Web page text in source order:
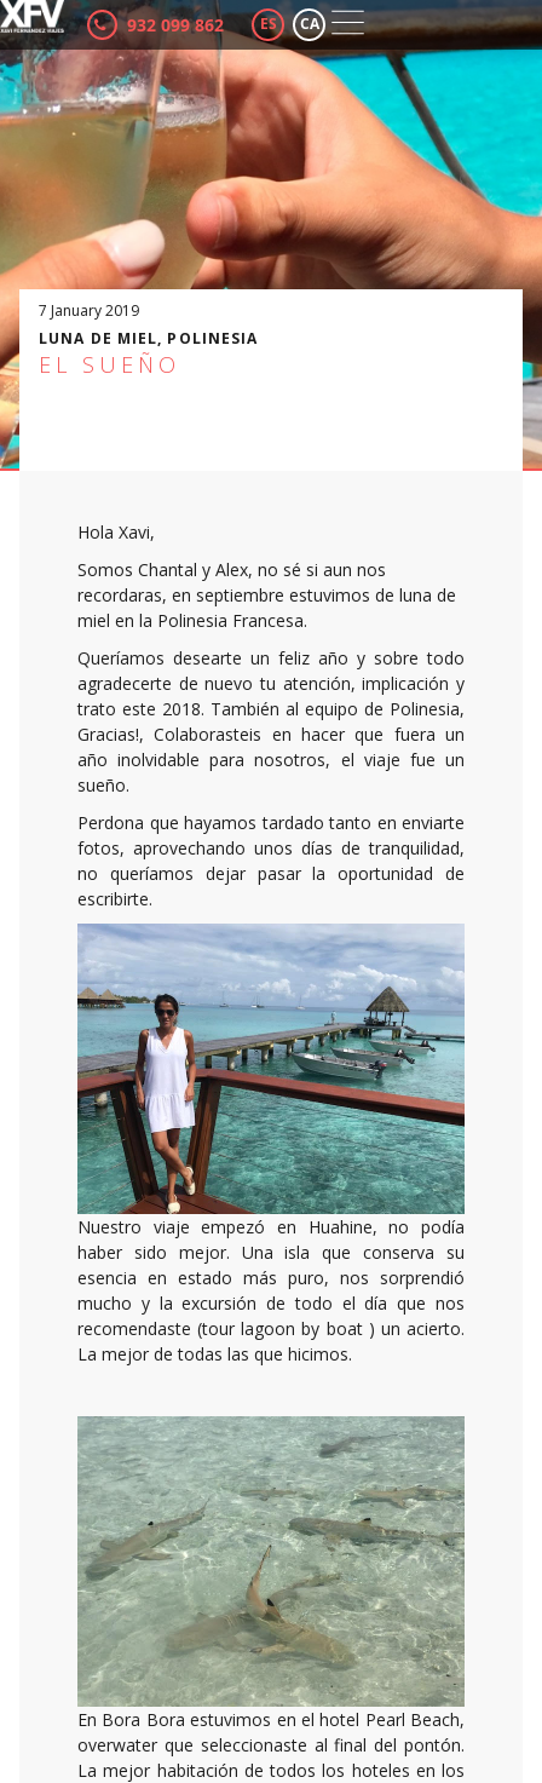
932 099 862 ES CA
7 January 2019
LUNA DE MIEL, POLINESIA
EL SUEÑO
Hola Xavi,
Somos Chantal y Alex, no sé si aun nos
recordaras, en septiembre estuvimos de luna de
miel en la Polinesia Francesa.
Queríamos desearte un feliz año y sobre todo
agradecerte de nuevo tu atención, implicación y
trato este 2018. También al equipo de Polinesia,
Gracias!, Colaborasteis en hacer que fuera un
año inolvidable para nosotros, el viaje fue un
sueño.
Perdona que hayamos tardado tanto en enviarte
fotos, aprovechando unos días de tranquilidad,
no queríamos dejar pasar la oportunidad de
escribirte.
Nuestro viaje empezó en Huahine, no podía
haber sido mejor. Una isla que conserva su
esencia en estado más puro, nos sorprendió
mucho y la excursión de todo el día que nos
recomendaste (tour lagoon by boat ) un acierto.
La mejor de todas las que hicimos.
En Bora Bora estuvimos en el hotel Pearl Beach,
overwater que seleccionaste al final del pontón.
La mejor habitación de todos los hoteles en los